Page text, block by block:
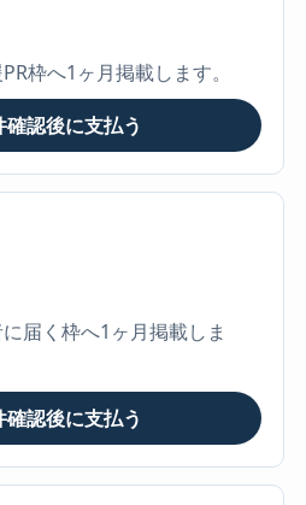
枠へ1ヶ月掲載します。
認後に支払う
届く枠へ1ヶ月掲載しま
認後に支払う